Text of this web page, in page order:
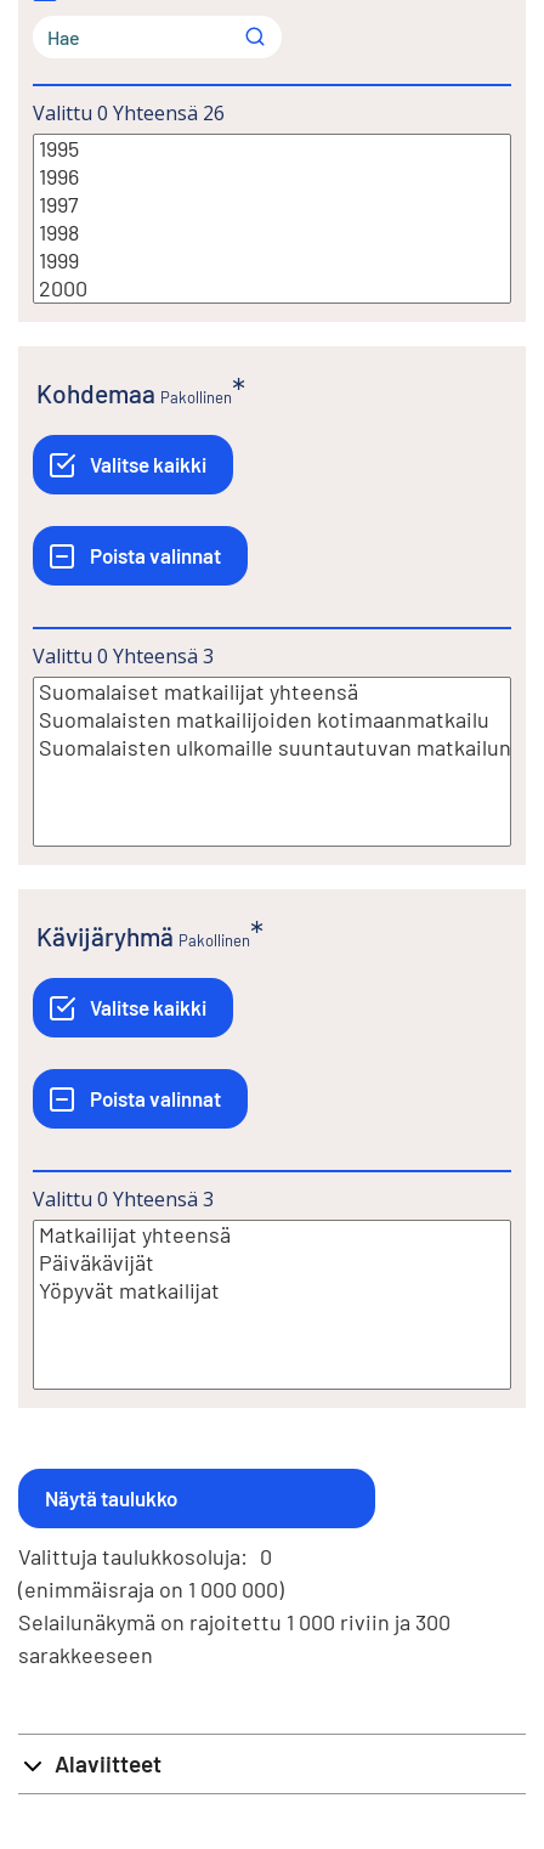
Valittu 0 Yhteensä 26
Kohdemaa Pakollinen
Valittu 0 Yhteensä 3
Kävijäryhmä Pakollinen
Valittu 0 Yhteensä 3
Valittuja taulukkosoluja: 0
(enimmäisraja on 1 000 000)
Selailunäkymä on rajoitettu 1 000 riviin ja 300
sarakkeeseen
Alaviitteet